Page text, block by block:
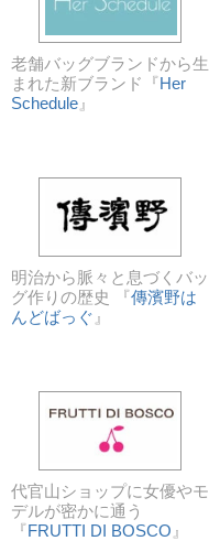
老舗バッグブランドから生
まれた新ブランド『Her
Schedule 』
明治から脈々と息づくバッ
グ作りの歴史 『傳濱野は
んどばっぐ 』
代官山ショップに女優やモ
デルが密かに通う
『FRUTTI DI BOSCO 』